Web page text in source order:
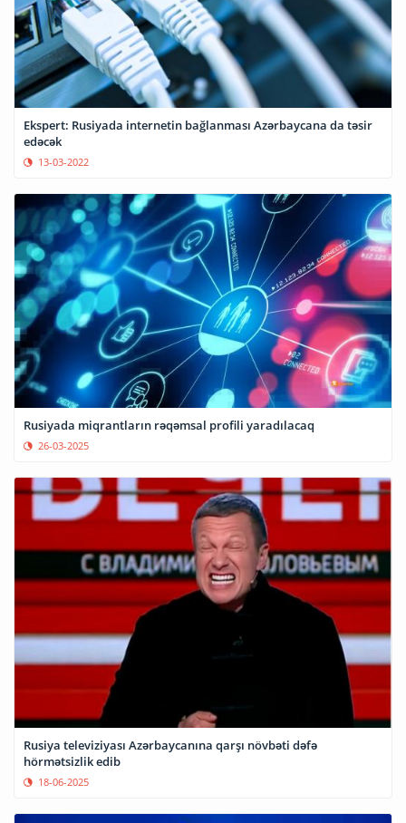
Ekspert: Rusiyada internetin bağlanması Azərbaycana da təsir
edəcək
13-03-2022
Rusiyada miqrantların rəqəmsal profili yaradılacaq
26-03-2025
Rusiya televiziyası Azərbaycanına qarşı növbəti dəfə
hörmətsizlik edib
18-06-2025